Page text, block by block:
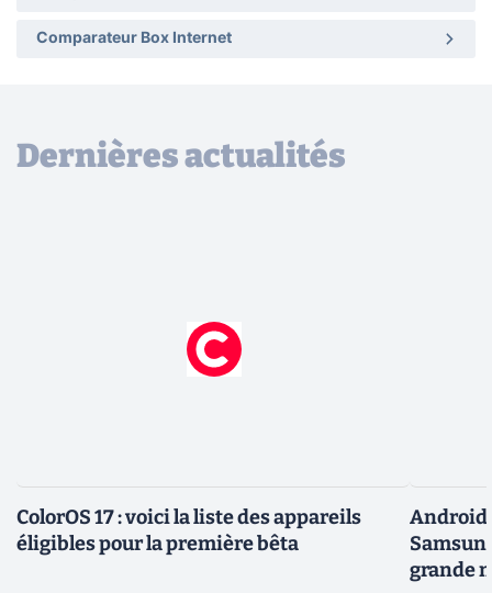
Comparateur Box Internet
Dernières actualités
ColorOS 17 : voici la liste des appareils
éligibles pour la première bêta
Android
grande